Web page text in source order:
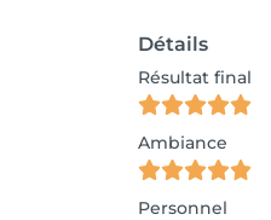
Détails
Résultat final
Ambiance
Personnel